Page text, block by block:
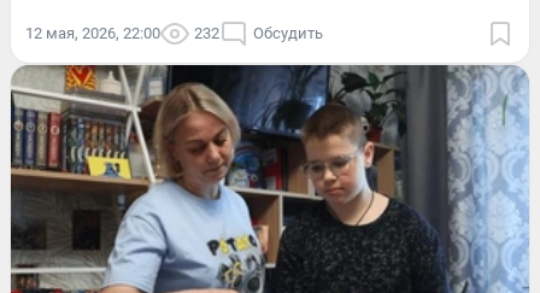
12 мая, 2026, 22:00 232 Обсудить